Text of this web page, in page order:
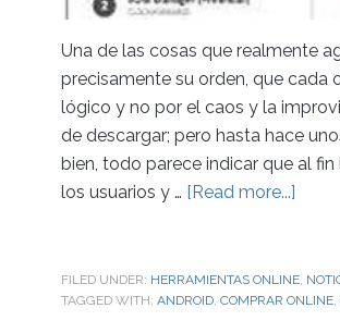
Una de las cosas que realmente
precisamente su orden, que cada
lógico y no por el caos y la
de descargar; pero hasta hace
bien, todo parece indicar que al
los usuarios y … [Read more...]
FILED UNDER: HERRAMIENTAS ONLINE,
TAGGED WITH: ANDROID, COMPRAR ONLINE,